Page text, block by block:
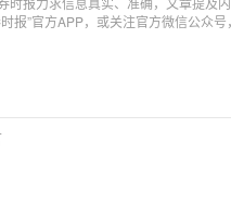
报”官方APP，或关注官方微信公众